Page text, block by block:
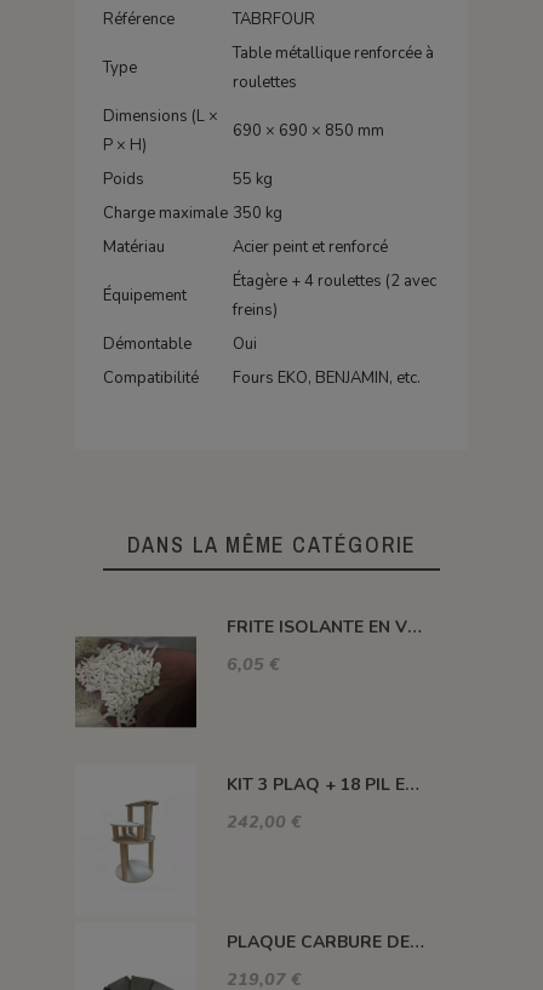
Référence TABRFOUR
Type
Table métallique renforcée à
roulettes
Dimensions (L ×
P × H)
690 × 690 × 850 mm
Poids
55 kg
Charge maximale 350 kg
Matériau
Acier peint et renforcé
Équipement
Étagère + 4 roulettes (2 avec
freins)
Démontable
Oui
Compatibilité
Fours EKO, BENJAMIN, etc.
DANS LA MÊME CATÉGORIE
FRITE ISOLANTE EN VRAC
6,05 €
KIT 3 PLAQ + 18 PIL ENCAS +3 PIL H100 MM +3 PIL H300 MM - KEOS 160L
242,00 €
PLAQUE CARBURE DE SILICIUM 1400°C MAXI 420*420*22 MM
219,07 €